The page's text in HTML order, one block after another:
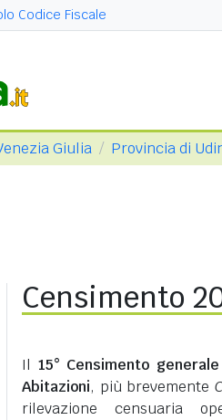
Codice Fiscale
Giulia Provincia di
Censimento
Il 15° Censimento
Abitazioni, più brevemente
rilevazione censuaria